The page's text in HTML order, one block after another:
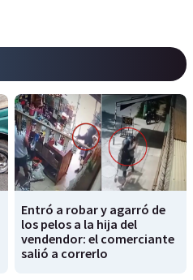
Entró a robar y agarró de
los pelos a la hija del
vendendor: el comerciante
salió a correrlo